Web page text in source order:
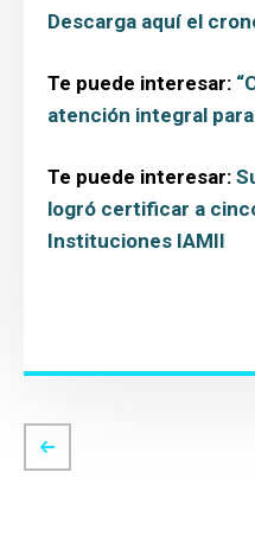
Descarga aquí el
Te puede interesar:
atención integral
Te puede interesar:
logró certificar a
Instituciones IAMII